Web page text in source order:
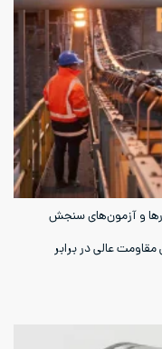
و آزمون‌های سنجش
عالی در برابر